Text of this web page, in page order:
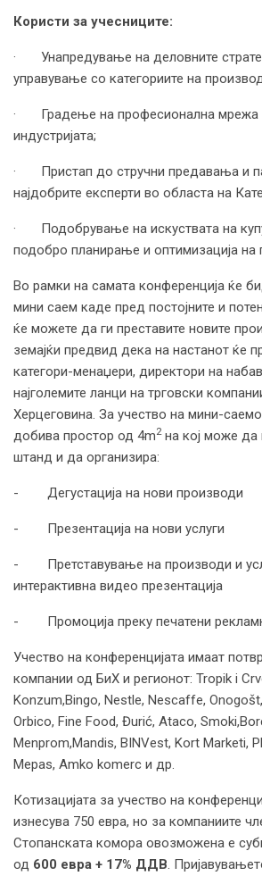
Користи за учесниците:
· Унапредување на деловните
управување со категориите на
· Градење на професионална мрежа
индустријата;
· Пристап до стручни предавања и
најдобрите експерти во областа на
· Подобрување на искуствата на
подобро планирање и оптимизација на
Во рамки на самата конференција ќе
мини саем каде пред постојните и
ќе можете да ги преставите новите
земајќи предвид дека на настанот ќе
категори-менаџери, директори на
најголемите ланци на трговски
Херцеговина. За учество на мини-
добива простор од 4m2на кој може да
штанд и да организира:
- Дегустација на нови производи
- Презентација на нови услуги
- Претставување на производи и
интерактивна видео презентација
- Промоција преку печатени
Учество на конференцијата имаат
компании од БиХ и регионот: Tropik i
Konzum,Bingo, Nestle, Nescaffe,
Orbico, Fine Food, Đurić, Ataco,
Menprom,Mandis, BINVest, Kort Marketi,
Mepas, Amko komerc и др.
Котизацијата за учество на
изнесува 750 евра, но за компаниите
Стопанската комора овозможена е
од 600 евра + 17% ДДВ.